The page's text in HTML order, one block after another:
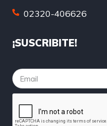
02320-406626
¡SUSCRIBITE!